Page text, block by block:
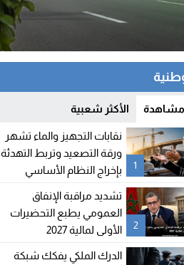
مشاهدة الأكثر شعبية
1
نقابات التجهيز والماء تشهر
ورقة التصعيد وتربط التهدئة
بإخراج النظام الأساسي
2
تشديد مراقبة الإنفاق
العمومي يطبع التحضيرات
الأولى لمالية 2027
الدرك الملكي يفكك شبكة